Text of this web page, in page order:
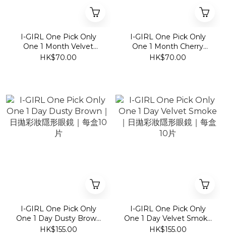
I-GIRL One Pick Only
One 1 Month Velvet
Smoke｜月拋彩妝隱形眼鏡
HK$70.00
I-GIRL One Pick Only
One 1 Month Cherry
Choco｜月拋彩妝隱形眼鏡
HK$70.00
I-GIRL One Pick Only
One 1 Day Dusty Brown
｜日拋彩妝隱形眼鏡｜每盒
HK$155.00
I-GIRL One Pick Only
One 1 Day Velvet Smoke
｜日拋彩妝隱形眼鏡｜每盒
HK$155.00